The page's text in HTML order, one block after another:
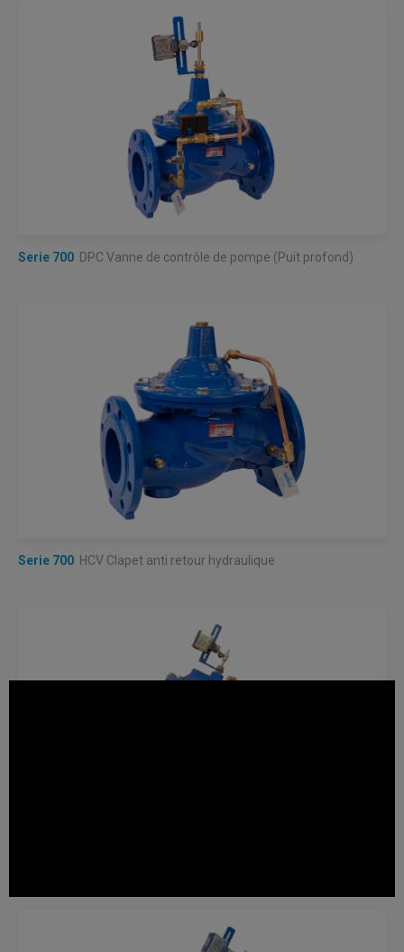
Serie 700 DPC Vanne de contrôle de pompe (Puit profond)
Serie 700 HCV Clapet anti retour hydraulique